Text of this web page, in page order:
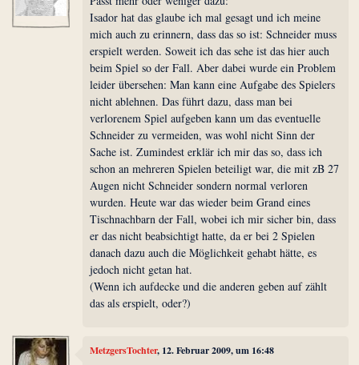
Isador hat das glaube ich mal gesagt und ich meine
mich auch zu erinnern, dass das so ist: Schneider muss
erspielt werden. Soweit ich das sehe ist das hier auch
beim Spiel so der Fall. Aber dabei wurde ein Problem
leider übersehen: Man kann eine Aufgabe des Spielers
nicht ablehnen. Das führt dazu, dass man bei
verlorenem Spiel aufgeben kann um das eventuelle
Schneider zu vermeiden, was wohl nicht Sinn der
Sache ist. Zumindest erklär ich mir das so, dass ich
schon an mehreren Spielen beteiligt war, die mit zB 27
Augen nicht Schneider sondern normal verloren
wurden. Heute war das wieder beim Grand eines
Tischnachbarn der Fall, wobei ich mir sicher bin, dass
er das nicht beabsichtigt hatte, da er bei 2 Spielen
danach dazu auch die Möglichkeit gehabt hätte, es
jedoch nicht getan hat.
(Wenn ich aufdecke und die anderen geben auf zählt
das als erspielt, oder?)
MetzgersTochter, 12. Februar 2009, um 16:48